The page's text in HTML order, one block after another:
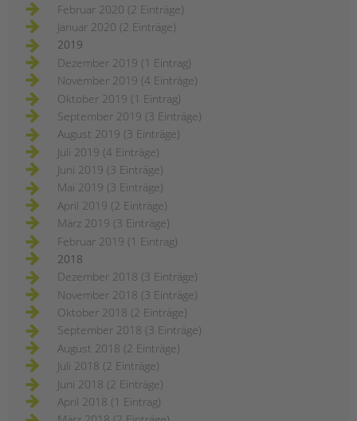
Februar 2020 (2 Einträge)
Januar 2020 (2 Einträge)
2019
Dezember 2019 (1 Eintrag)
November 2019 (4 Einträge)
Oktober 2019 (1 Eintrag)
September 2019 (3 Einträge)
August 2019 (3 Einträge)
Juli 2019 (4 Einträge)
Juni 2019 (3 Einträge)
Mai 2019 (3 Einträge)
April 2019 (2 Einträge)
März 2019 (3 Einträge)
Februar 2019 (1 Eintrag)
2018
Dezember 2018 (3 Einträge)
November 2018 (3 Einträge)
Oktober 2018 (2 Einträge)
September 2018 (3 Einträge)
August 2018 (2 Einträge)
Juli 2018 (2 Einträge)
Juni 2018 (2 Einträge)
April 2018 (1 Eintrag)